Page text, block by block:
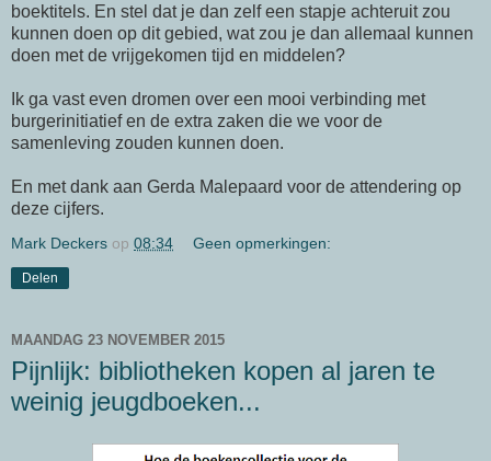
boektitels. En stel dat je dan zelf een stapje achteruit zou
kunnen doen op dit gebied, wat zou je dan allemaal kunnen
doen met de vrijgekomen tijd en middelen?
Ik ga vast even dromen over een mooi verbinding met
burgerinitiatief en de extra zaken die we voor de
samenleving zouden kunnen doen.
En met dank aan Gerda Malepaard voor de attendering op
deze cijfers.
Mark Deckers op 08:34 Geen opmerkingen:
Delen
MAANDAG 23 NOVEMBER 2015
Pijnlijk: bibliotheken kopen al jaren te
weinig jeugdboeken...